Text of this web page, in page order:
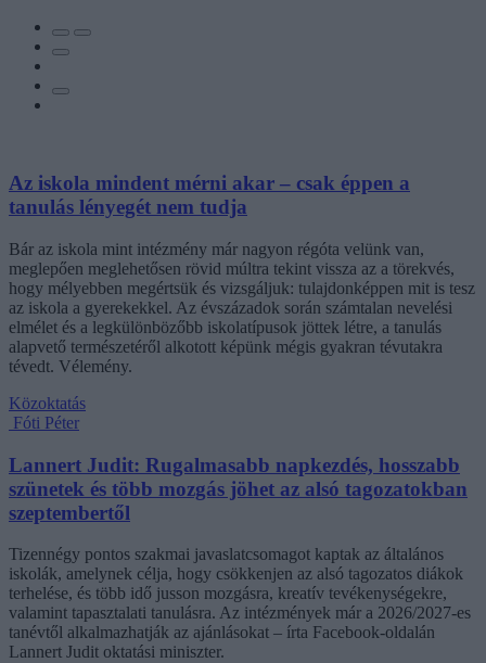
Az iskola mindent mérni akar – csak éppen a
tanulás lényegét nem tudja
Bár az iskola mint intézmény már nagyon régóta velünk van,
meglepően meglehetősen rövid múltra tekint vissza az a törekvés,
hogy mélyebben megértsük és vizsgáljuk: tulajdonképpen mit is tesz
az iskola a gyerekekkel. Az évszázadok során számtalan nevelési
elmélet és a legkülönbözőbb iskolatípusok jöttek létre, a tanulás
alapvető természetéről alkotott képünk mégis gyakran tévutakra
tévedt. Vélemény.
Közoktatás
Fóti Péter
Lannert Judit: Rugalmasabb napkezdés, hosszabb
szünetek és több mozgás jöhet az alsó tagozatokban
szeptembertől
Tizennégy pontos szakmai javaslatcsomagot kaptak az általános
iskolák, amelynek célja, hogy csökkenjen az alsó tagozatos diákok
terhelése, és több idő jusson mozgásra, kreatív tevékenységekre,
valamint tapasztalati tanulásra. Az intézmények már a 2026/2027-es
tanévtől alkalmazhatják az ajánlásokat – írta Facebook-oldalán
Lannert Judit oktatási miniszter.